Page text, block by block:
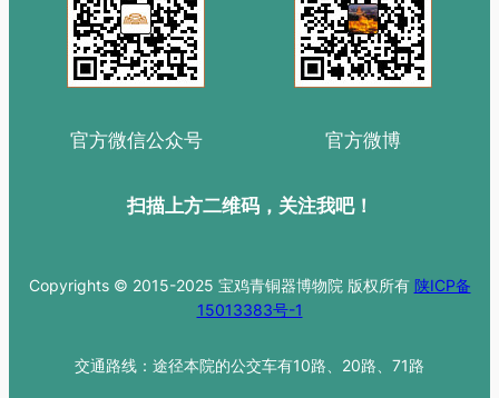
官方微信公众号 官方微博
扫描上方二维码，关注我吧！
Copyrights © 2015-2025 宝鸡青铜器博物院 版权所有 陕ICP备
15013383号-1
交通路线：途径本院的公交车有10路、20路、71路